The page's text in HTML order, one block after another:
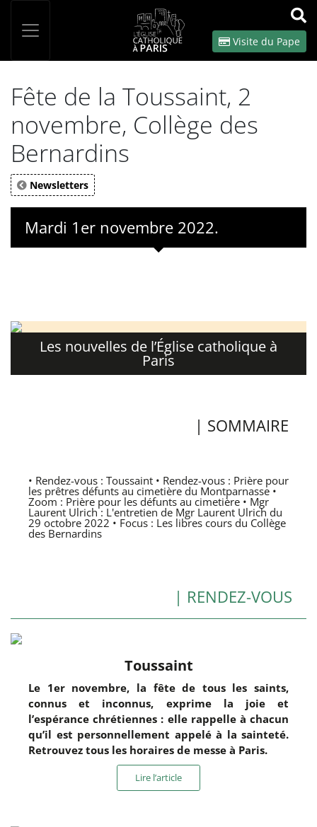
OK
Visite du Pape
Fête de la Toussaint, 2
novembre, Collège des
Bernardins
Newsletters
Mardi 1er novembre 2022.
Les nouvelles de l’Église catholique à
Paris
| SOMMAIRE
• Rendez-vous : Toussaint • Rendez-vous : Prière pour
les prêtres défunts au cimetière du Montparnasse •
Zoom : Prière pour les défunts au cimetière • Mgr
Laurent Ulrich : L'entretien de Mgr Laurent Ulrich du
29 octobre 2022 • Focus : Les libres cours du Collège
des Bernardins
| RENDEZ-VOUS
Toussaint
Le 1er novembre, la fête de tous les saints,
connus et inconnus, exprime la joie et
l’espérance chrétiennes : elle rappelle à chacun
qu’il est personnellement appelé à la sainteté.
Retrouvez tous les horaires de messe à Paris.
Lire l’article
Panneau de gestion des cookies